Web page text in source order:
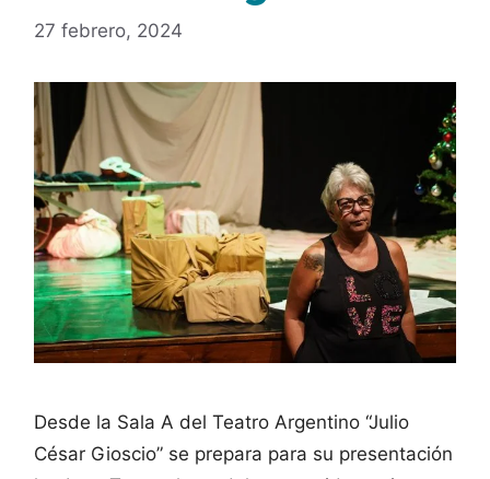
27 febrero, 2024
Desde la Sala A del Teatro Argentino “Julio
César Gioscio” se prepara para su presentación